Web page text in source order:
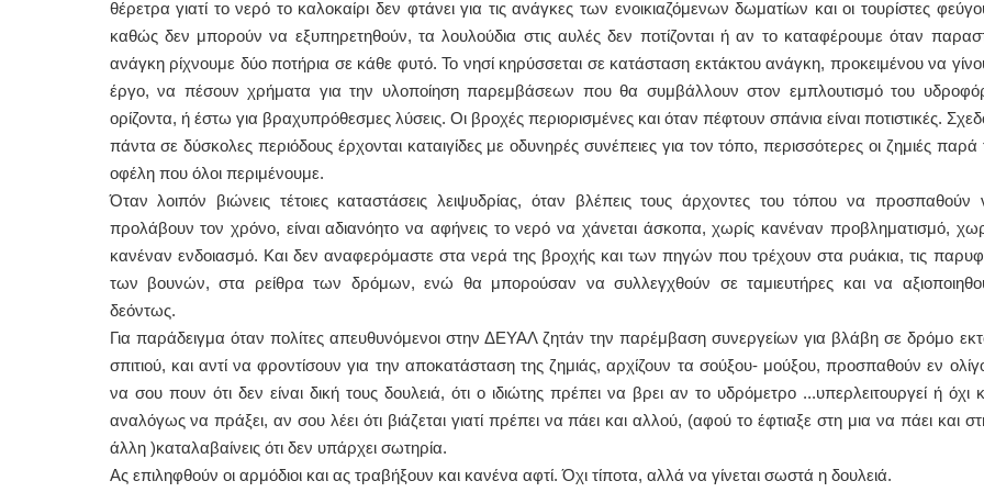
θέρετρα γιατί το νερό το καλοκαίρι δεν φτάνει για τις ανάγκες των ενοικιαζόμενων δωματίων και οι τουρίστες
καθώς δεν μπορούν να εξυπηρετηθούν, τα λουλούδια στις αυλές δεν ποτίζονται ή αν το καταφέρουμε όταν
ανάγκη ρίχνουμε δύο ποτήρια σε κάθε φυτό. Το νησί κηρύσσεται σε κατάσταση εκτάκτου ανάγκη, προκειμένου να
έργο, να πέσουν χρήματα για την υλοποίηση παρεμβάσεων που θα συμβάλλουν στον εμπλουτισμό του
ορίζοντα, ή έστω για βραχυπρόθεσμες λύσεις. Οι βροχές περιορισμένες και όταν πέφτουν σπάνια είναι ποτιστικές.
πάντα σε δύσκολες περιόδους έρχονται καταιγίδες με οδυνηρές συνέπειες για τον τόπο, περισσότερες οι ζημιές παρά
οφέλη που όλοι περιμένουμε.
Όταν λοιπόν βιώνεις τέτοιες καταστάσεις λειψυδρίας, όταν βλέπεις τους άρχοντες του τόπου να προσπαθούν
προλάβουν τον χρόνο, είναι αδιανόητο να αφήνεις το νερό να χάνεται άσκοπα, χωρίς κανέναν προβληματισμό,
κανέναν ενδοιασμό. Και δεν αναφερόμαστε στα νερά της βροχής και των πηγών που τρέχουν στα ρυάκια, τις
των βουνών, στα ρείθρα των δρόμων, ενώ θα μπορούσαν να συλλεγχθούν σε ταμιευτήρες και να
δεόντως.
Για παράδειγμα όταν πολίτες απευθυνόμενοι στην ΔΕΥΑΛ ζητάν την παρέμβαση συνεργείων για βλάβη σε δρόμο
σπιτιού, και αντί να φροντίσουν για την αποκατάσταση της ζημιάς, αρχίζουν τα σούξου- μούξου, προσπαθούν εν
να σου πουν ότι δεν είναι δική τους δουλειά, ότι ο ιδιώτης πρέπει να βρει αν το υδρόμετρο ...υπερλειτουργεί ή όχι
αναλόγως να πράξει, αν σου λέει ότι βιάζεται γιατί πρέπει να πάει και αλλού, (αφού το έφτιαξε στη μια να πάει και
άλλη )καταλαβαίνεις ότι δεν υπάρχει σωτηρία.
Ας επιληφθούν οι αρμόδιοι και ας τραβήξουν και κανένα αφτί. Όχι τίποτα, αλλά να γίνεται σωστά η δουλειά.
ΕΙΔΙΚΟΣ ΚΑΡΔΙΟΛΟΓΟΣ
ΚΩΝΣΤΑΝΤΙΝΟΣ Ε. ΑΡΩΝΗΣ
Holter πίεσης και ρυθμού
Δοκιμασία κοπώσεως Φορητός
υπέρηχος
Μυτιλήνη Βουρνάζων 2
aroniskos@gmail.com
Φυσικοθεραπεύτρια Manual Therapist
Σταυρουλάκη-Γαλάτη Ιφιγένεια
Πτυχιούχος Φυσικοθεραπείας
Ασκληπιού 39 Χρυσομαλλούσα
Μυτιλήνη
τηλ. 22510-54898- 6977957180
ΙΩΑΝΝΗΣ Α. ΜΑΛΛΙΑΣ
ΧΕΙΡΟΥΡΓΟΣ
ΟΦΘΑΛΜΙΑΤΡΟΣ
Διδάκτωρ Ιατρικής Σχολής
Πανεπιστημίου Αθηνών
Καλλιπόλεως 3,Νέα Σμύρνη,
2251038065
Χειρουργός Ωτορινολαρυγγολόγος
Έλενα Μπούμπα
Στρατιωτικός Ιατρός
Πάρνηθας 95-97 Αχαρναί
2102467085 & 6938502258
email-